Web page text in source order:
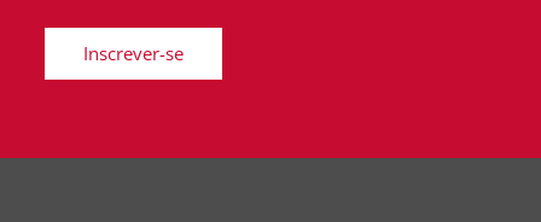
Inscrever-se